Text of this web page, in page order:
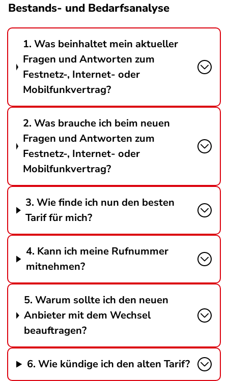
Bestands- und Bedarfsanalyse
1. Was beinhaltet mein aktueller
Fragen und Antworten zum
Festnetz-, Internet- oder
Mobilfunkvertrag?
2. Was brauche ich beim neuen
Fragen und Antworten zum
Festnetz-, Internet- oder
Mobilfunkvertrag?
3. Wie finde ich nun den besten
Tarif für mich?
4. Kann ich meine Rufnummer
mitnehmen?
5. Warum sollte ich den neuen
Anbieter mit dem Wechsel
beauftragen?
6. Wie kündige ich den alten Tarif?